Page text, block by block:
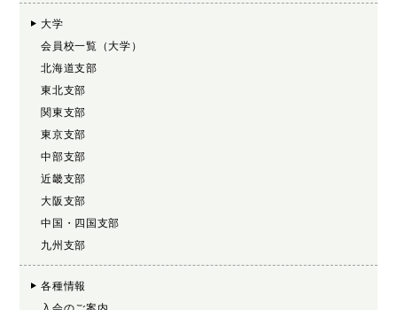
大学
会員校一覧（大学）
北海道支部
東北支部
関東支部
東京支部
中部支部
近畿支部
大阪支部
中国・四国支部
九州支部
各種情報